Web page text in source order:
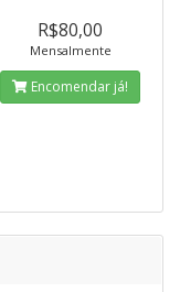
R$80,00
Mensalmente
Encomendar já!